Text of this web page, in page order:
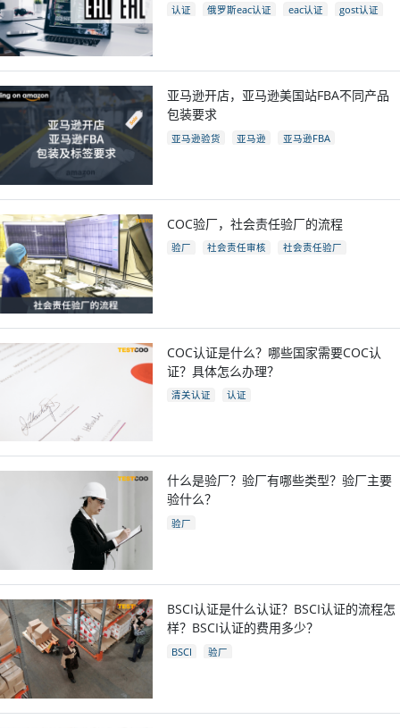
认证 俄罗斯eac认证 eac认证
gost认证
亚马逊开店，亚马逊美国站FBA不同产品
包装要求
亚马逊验货 亚马逊
亚马逊FBA
COC验厂，社会责任验厂的流程
验厂 社会责任审核
社会责任验厂
COC认证是什么？哪些国家需要COC认
证？具体怎么办理？
清关认证 认证
什么是验厂？验厂有哪些类型？验厂主要
验什么？
验厂
BSCI认证是什么认证？BSCI认证的流程怎
样？BSCI认证的费用多少？
BSCI 验厂